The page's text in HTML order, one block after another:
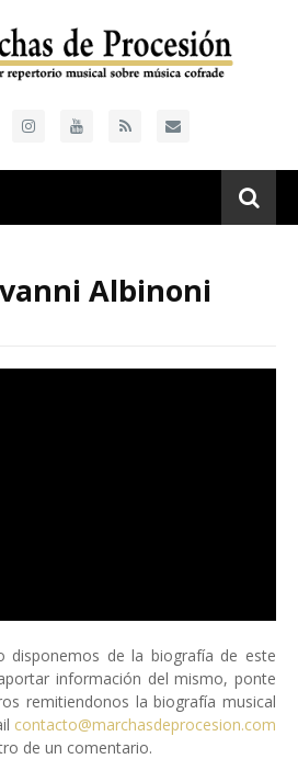
Albinoni
disponemos de la biografía de este
información del mismo, ponte
remitiendonos la biografía musical
contacto@marchasdeprocesion.com
de un comentario.